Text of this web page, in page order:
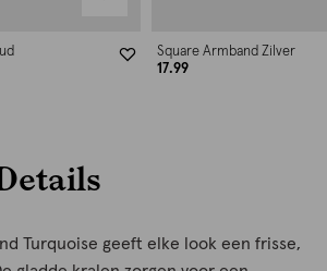
Square Armband Zilver
17.99
Turquoise geeft elke look een frisse,